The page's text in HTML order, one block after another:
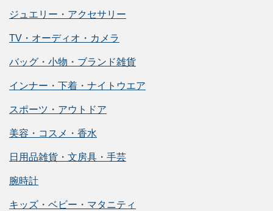
ジュエリー・アクセサリー
TV・オーディオ・カメラ
バッグ・小物・ブランド雑貨
インナー・下着・ナイトウエア
スポーツ・アウトドア
美容・コスメ・香水
日用品雑貨・文房具・手芸
腕時計
キッズ・ベビー・マタニティ